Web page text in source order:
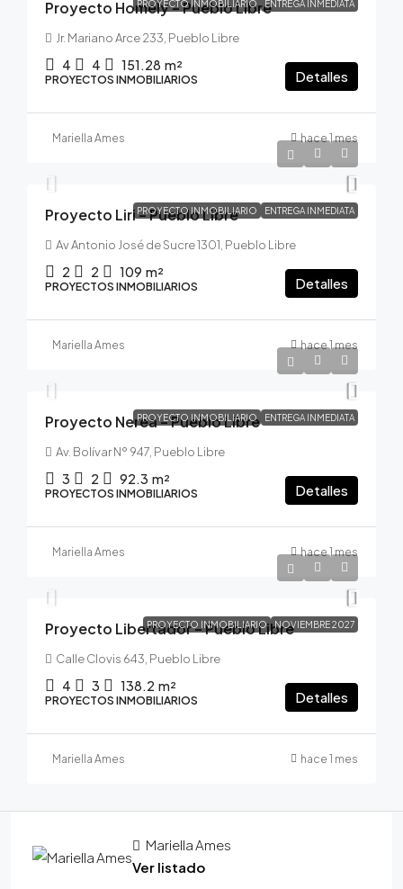
PROYECTO INMOBILIARIO ENTREGA INMEDIATA
Proyecto Homely – Pueblo Libre
Jr. Mariano Arce 233, Pueblo Libre
4 4 151.28 m²
PROYECTOS INMOBILIARIOS Detalles
Mariella Ames hace 1 mes
PROYECTO INMOBILIARIO ENTREGA INMEDIATA
Proyecto Liri – Pueblo Libre
Av Antonio José de Sucre 1301, Pueblo Libre
2 2 109 m²
PROYECTOS INMOBILIARIOS Detalles
Mariella Ames hace 1 mes
PROYECTO INMOBILIARIO ENTREGA INMEDIATA
Proyecto Nerea – Pueblo Libre
Av. Bolívar Nº 947, Pueblo Libre
3 2 92.3 m²
PROYECTOS INMOBILIARIOS Detalles
Mariella Ames hace 1 mes
PROYECTO INMOBILIARIO NOVIEMBRE 2027
Proyecto Libertador – Pueblo Libre
Calle Clovis 643, Pueblo Libre
4 3 138.2 m²
PROYECTOS INMOBILIARIOS Detalles
Mariella Ames hace 1 mes
Mariella Ames
Ver listado